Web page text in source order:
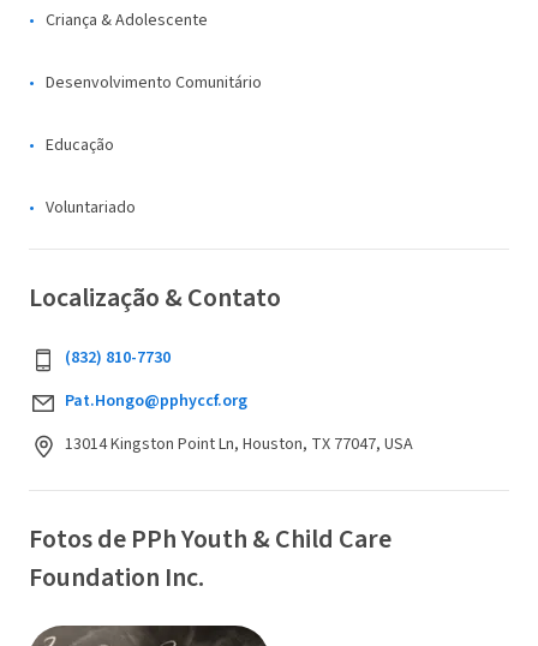
Criança & Adolescente
Desenvolvimento Comunitário
Educação
Voluntariado
Localização & Contato
(832) 810-7730
Pat.Hongo@pphyccf.org
13014 Kingston Point Ln, Houston, TX 77047, USA
Fotos de PPh Youth & Child Care
Foundation Inc.